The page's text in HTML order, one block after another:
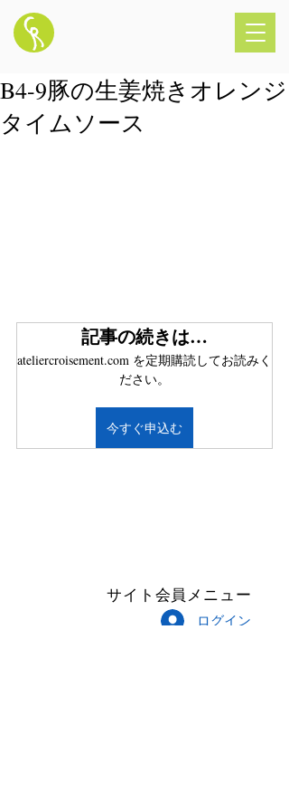
B4-9豚の生姜焼きオレンジ
タイムソース
記事の続きは…
ateliercroisement.com を定期購読してお読みく
ださい。
今すぐ申込む
サイト会員メニュー
ログイン